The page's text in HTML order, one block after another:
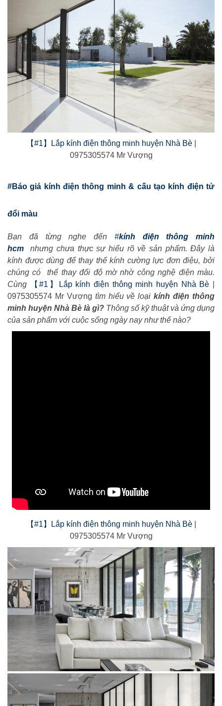
【#1】Lắp kính điện thông minh huyện Nhà Bè|
0975305574 Mr Vượng
#Báo giá kính điện thông minh & cấu tạo kính điện tử
đổi màu
Bạn đã từng nghe đến #kính điện thông minh
hcm
nhưng chưa thực sự hiểu rõ về sản phẩm. Đây là
kính được dùng để thay thế kính cường lực đơn điệu, bởi
chúng có thể thay đổi độ mờ nhờ công nghệ điện màu.
Cùng
【#1】Lắp kính điện thông minh huyện Nhà Bè
0975305574 Mr Vượng tìm hiểu về loạikính điện thông
minh huyện Nhà Bè là gì? Thông số kỹ thuật và ứng dụng
của sản phẩm với cuộc sống ngày nay như thế nào?
【#1】Lắp kính điện thông minh huyện Nhà Bè|
0975305574 Mr Vượng